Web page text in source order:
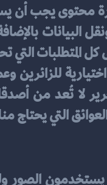
المتطلبات التي
التي يحتاج